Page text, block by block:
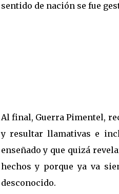
sentido de nación se fue
Al final, Guerra Pimentel,
y resultar llamativas e
enseñado y que quizá
hechos y porque ya va
desconocido.